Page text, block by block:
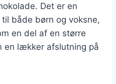
Det er en
både børn og voksne,
en del af en større
en lækker afslutning på